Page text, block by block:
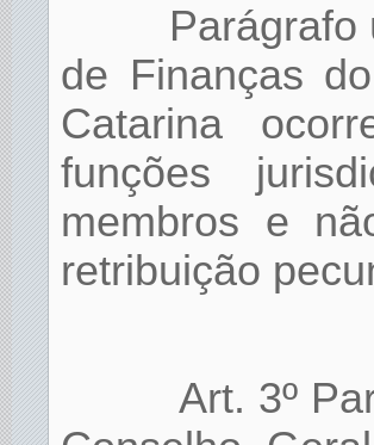
Parágrafo
de Finanças
Catarina
funções
membros e
retribuição
Art. 3º